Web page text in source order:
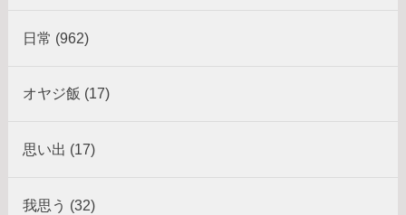
日常 (962)
オヤジ飯 (17)
思い出 (17)
我思う (32)